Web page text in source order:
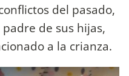
del pasado,
de sus hijas,
a la crianza.